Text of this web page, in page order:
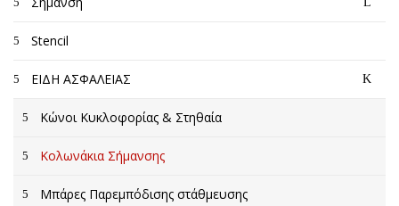
Stencil
ΕΙΔΗ ΑΣΦΑΛΕΙΑΣ
Κώνοι Κυκλοφορίας & Στηθαία
Κολωνάκια Σήμανσης
Μπάρες Παρεμπόδισης στάθμευσης